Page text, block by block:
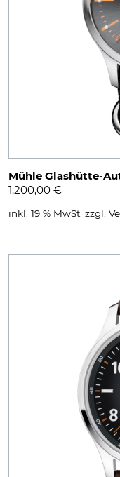
Mühle Glashütte-
1.200,00 €
inkl. 19 % MwSt. zzgl.